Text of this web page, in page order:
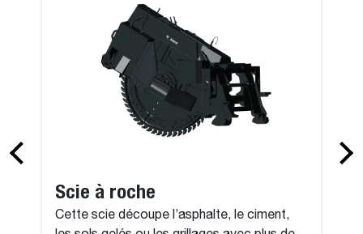
Scie à roche
Cette scie découpe l’asphalte, le ciment,